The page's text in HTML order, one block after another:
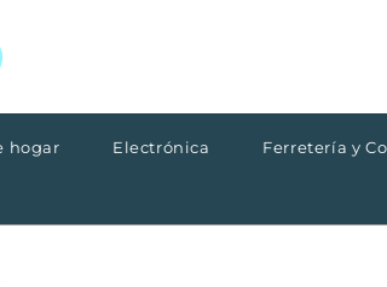
hogar Electrónica Ferretería y